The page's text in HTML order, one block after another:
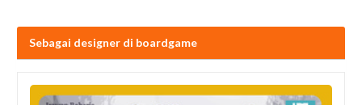
Sebagai designer di boardgame